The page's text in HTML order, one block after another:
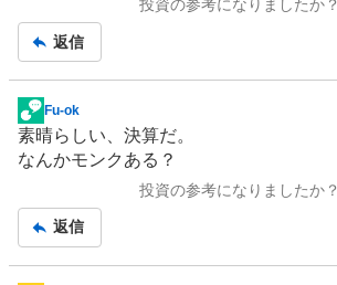
事
投資の参考になりましたか？
返信
掲
示
板
Fu-ok
素晴らしい、決算だ。
なんかモンクある？
投資の参考になりましたか？
返信